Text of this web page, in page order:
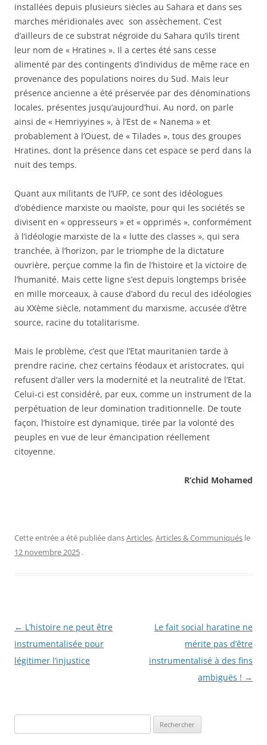
installées depuis plusieurs siècles au Sahara et dans ses
marches méridionales avec son assèchement. C’est
d’ailleurs de ce substrat négroïde du Sahara qu’ils tirent
leur nom de « Hratines ». Il a certes été sans cesse
alimenté par des contingents d’individus de même race en
provenance des populations noires du Sud. Mais leur
présence ancienne a été préservée par des dénominations
locales, présentes jusqu’aujourd’hui. Au nord, on parle
ainsi de « Hemriyyines », à l’Est de « Nanema » et
probablement à l’Ouest, de « Tilades », tous des groupes
Hratines, dont la présence dans cet espace se perd dans la
nuit des temps.
Quant aux militants de l’UFP, ce sont des idéologues
d’obédience marxiste ou maoïste, pour qui les sociétés se
divisent en « oppresseurs » et « opprimés », conformément
à l’idéologie marxiste de la « lutte des classes », qui sera
tranchée, à l’horizon, par le triomphe de la dictature
ouvrière, perçue comme la fin de l’histoire et la victoire de
l’humanité. Mais cette ligne s’est depuis longtemps brisée
en mille morceaux, à cause d’abord du recul des idéologies
au XXème siècle, notamment du marxisme, accusée d’être
source, racine du totalitarisme.
Mais le problème, c’est que l’Etat mauritanien tarde à
prendre racine, chez certains féodaux et aristocrates, qui
refusent d’aller vers la modernité et la neutralité de l’Etat.
Celui-ci est considéré, par eux, comme un instrument de la
perpétuation de leur domination traditionnelle. De toute
façon, l’histoire est dynamique, tirée par la volonté des
peuples en vue de leur émancipation réellement
citoyenne.
R’chid Mohamed
Cette entrée a été publiée dansArticles,Articles & Communiqués le
12 novembre 2025 .
Navigation
des
articles
← L’histoire ne peut être
instrumentalisée pour
légitimer l’injustice
Le fait social haratine ne
mérite pas d’être
instrumentalisé à des fins
ambiguës ! →
e